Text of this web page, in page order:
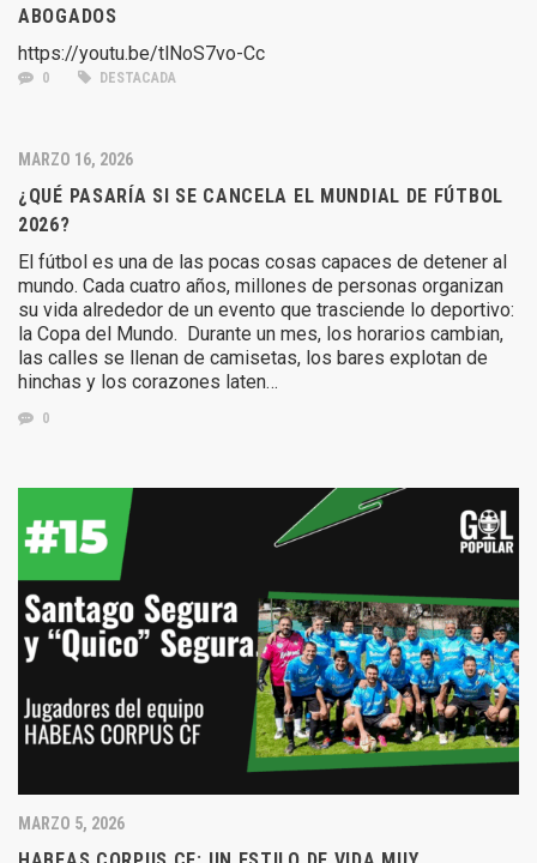
ABOGADOS
https://youtu.be/tlNoS7vo-Cc
0 DESTACADA
MARZO 16, 2026
¿QUÉ PASARÍA SI SE CANCELA EL MUNDIAL DE FÚTBOL
2026?
El fútbol es una de las pocas cosas capaces de detener al
mundo. Cada cuatro años, millones de personas organizan
su vida alrededor de un evento que trasciende lo deportivo:
la Copa del Mundo. Durante un mes, los horarios cambian,
las calles se llenan de camisetas, los bares explotan de
hinchas y los corazones laten…
0
MARZO 5, 2026